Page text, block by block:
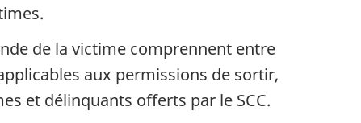
de la victime comprennent entre
aux permissions de sortir,
et délinquants offerts par le SCC.